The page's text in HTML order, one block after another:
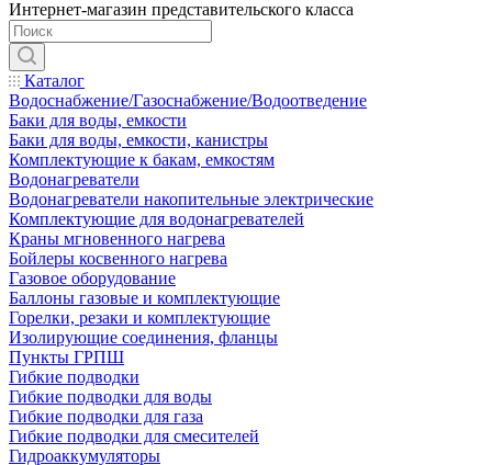
Интернет-магазин представительского класса
Каталог
Водоснабжение/Газоснабжение/Водоотведение
Баки для воды, емкости
Баки для воды, емкости, канистры
Комплектующие к бакам, емкостям
Водонагреватели
Водонагреватели накопительные электрические
Комплектующие для водонагревателей
Краны мгновенного нагрева
Бойлеры косвенного нагрева
Газовое оборудование
Баллоны газовые и комплектующие
Горелки, резаки и комплектующие
Изолирующие соединения, фланцы
Пункты ГРПШ
Гибкие подводки
Гибкие подводки для воды
Гибкие подводки для газа
Гибкие подводки для смесителей
Гидроаккумуляторы